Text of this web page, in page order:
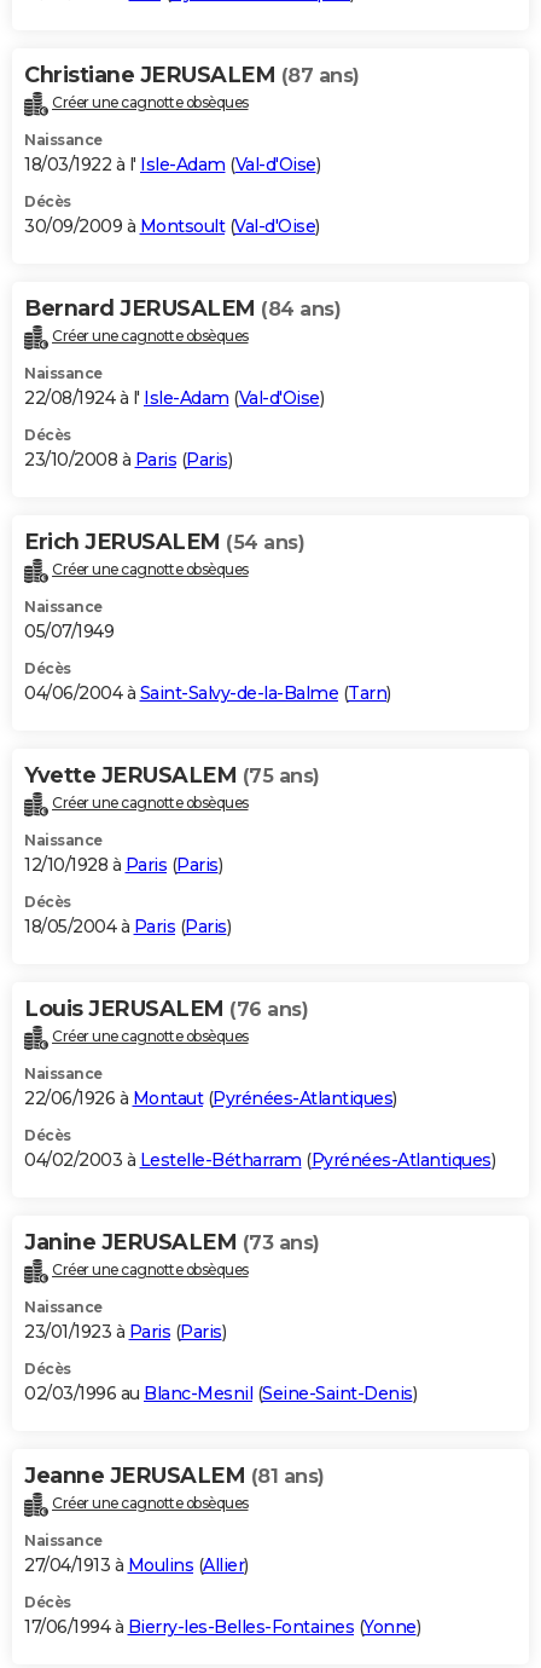
Christiane JERUSALEM (87 ans)
Créer une cagnotte obsèques
Naissance
18/03/1922 à l' Isle-Adam (Val-d'Oise)
Décès
30/09/2009 à Montsoult(Val-d'Oise)
Bernard JERUSALEM (84 ans)
Créer une cagnotte obsèques
Naissance
22/08/1924 à l' Isle-Adam (Val-d'Oise)
Décès
23/10/2008 à Paris (Paris)
Erich JERUSALEM (54 ans)
Créer une cagnotte obsèques
Naissance
05/07/1949
Décès
04/06/2004 à Saint-Salvy-de-la-Balme (Tarn)
Yvette JERUSALEM (75 ans)
Créer une cagnotte obsèques
Naissance
12/10/1928 à Paris (Paris)
Décès
18/05/2004 à Paris (Paris)
Louis JERUSALEM (76 ans)
Créer une cagnotte obsèques
Naissance
22/06/1926 à Montaut(Pyrénées-Atlantiques)
Décès
04/02/2003 à Lestelle-Bétharram (Pyrénées-Atlantiques)
Janine JERUSALEM (73 ans)
Créer une cagnotte obsèques
Naissance
23/01/1923 à Paris (Paris)
Décès
02/03/1996 au Blanc-Mesnil (Seine-Saint-Denis)
Jeanne JERUSALEM (81 ans)
Créer une cagnotte obsèques
Naissance
27/04/1913 à Moulins (Allier)
Décès
17/06/1994 à Bierry-les-Belles-Fontaines (Yonne)